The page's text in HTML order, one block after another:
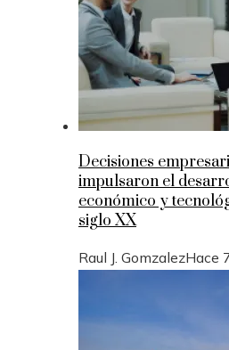
Decisiones
impulsaron el
económico y
siglo XX
Raul J. GomzalezHace